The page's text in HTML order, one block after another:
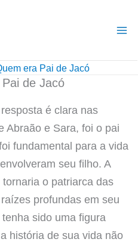
era Pai de Jacó
de Jacó
é clara nas
Abraão e Sara, foi o pai
fundamental para a vida
seu filho. A
o patriarca das
profundas em seu
sido uma figura
história de sua vida não